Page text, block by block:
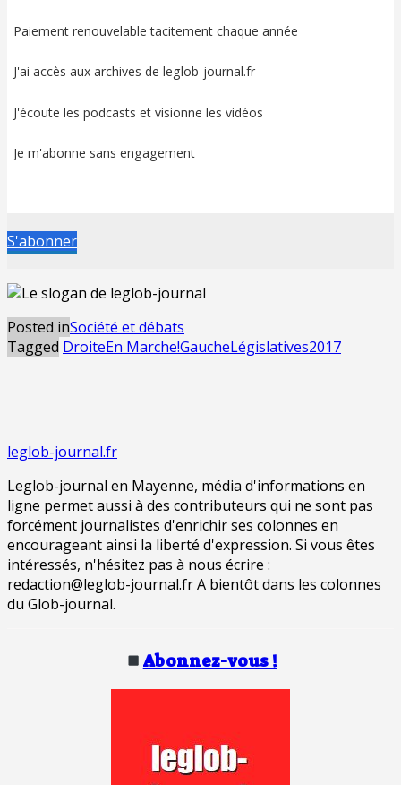
Paiement renouvelable tacitement chaque année
J'ai accès aux archives de leglob-journal.fr
J'écoute les podcasts et visionne les vidéos
Je m'abonne sans engagement
S'abonner
Posted inSociété et débats
Tagged DroiteEn Marche!GaucheLégislatives2017
leglob-journal.fr
Leglob-journal en Mayenne, média d'informations en
ligne permet aussi à des contributeurs qui ne sont pas
forcément journalistes d'enrichir ses colonnes en
encourageant ainsi la liberté d'expression. Si vous êtes
intéressés, n'hésitez pas à nous écrire :
redaction@leglob-journal.fr A bientôt dans les colonnes
du Glob-journal.
Abonnez-vous !